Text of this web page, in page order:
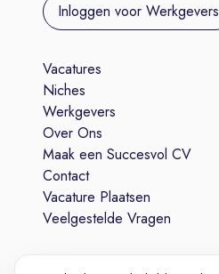
Inloggen voor Werkgevers
Vacatures
Niches
Werkgevers
Over Ons
Maak een Succesvol CV
Contact
Vacature Plaatsen
Veelgestelde Vragen